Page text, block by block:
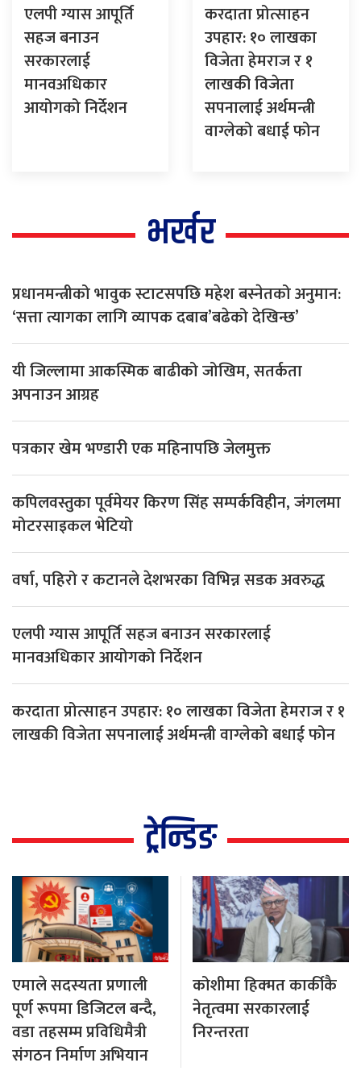
एलपी ग्यास आपूर्ति
सहज बनाउन
सरकारलाई
मानवअधिकार
आयोगको निर्देशन
करदाता प्रोत्साहन
उपहार: १० लाखका
विजेता हेमराज र १
लाखकी विजेता
सपनालाई अर्थमन्त्री
वाग्लेको बधाई फोन
भर्खर
प्रधानमन्त्रीको भावुक स्टाटसपछि महेश बस्नेतको अनुमान:
‘सत्ता त्यागका लागि व्यापक दबाब’बढेको देखिन्छ’
यी जिल्लामा आकस्मिक बाढीको जोखिम, सतर्कता
अपनाउन आग्रह
पत्रकार खेम भण्डारी एक महिनापछि जेलमुक्त
कपिलवस्तुका पूर्वमेयर किरण सिंह सम्पर्कविहीन, जंगलमा
मोटरसाइकल भेटियो
वर्षा, पहिरो र कटानले देशभरका विभिन्न सडक अवरुद्ध
एलपी ग्यास आपूर्ति सहज बनाउन सरकारलाई
मानवअधिकार आयोगको निर्देशन
करदाता प्रोत्साहन उपहार: १० लाखका विजेता हेमराज र १
लाखकी विजेता सपनालाई अर्थमन्त्री वाग्लेको बधाई फोन
ट्रेन्डिङ
एमाले सदस्यता प्रणाली
पूर्ण रूपमा डिजिटल बन्दै,
वडा तहसम्म प्रविधिमैत्री
संगठन निर्माण अभियान
कोशीमा हिक्मत कार्कीकै
नेतृत्वमा सरकारलाई
निरन्तरता